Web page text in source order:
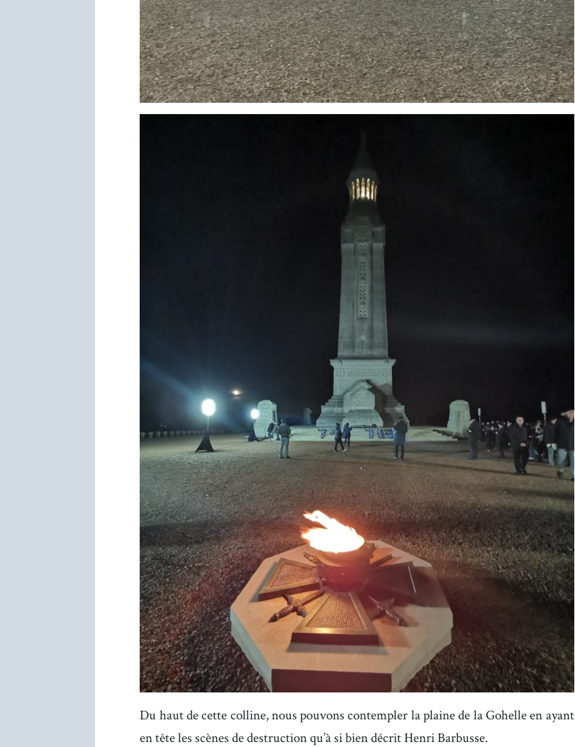
Du haut de cette colline, nous pouvons contempler la plaine de la Gohelle en ayant
en tête les scènes de destruction qu’à si bien décrit Henri Barbusse.